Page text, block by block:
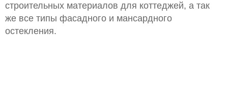
строительных материалов для коттеджей, а так
же все типы фасадного и мансардного
остекления.